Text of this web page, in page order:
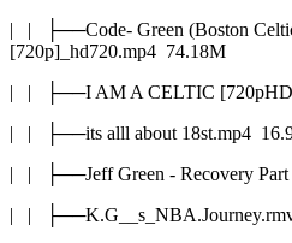
| | ├──Code- Green (Boston
[720p]_hd720.mp4 74.18M
| | ├──I AM A CELTIC
| | ├──its alll about 18st.mp4
| | ├──Jeff Green - Recovery Part
| |